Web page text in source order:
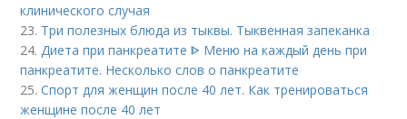
клинического случая
23. Три полезных блюда из тыквы. Тыквенная запеканка
24.Диета при панкреатите ᐈ Меню на каждый день при
панкреатите. Несколько слов о панкреатите
25.Спорт для женщин после 40 лет. Как тренироваться
женщине после 40 лет